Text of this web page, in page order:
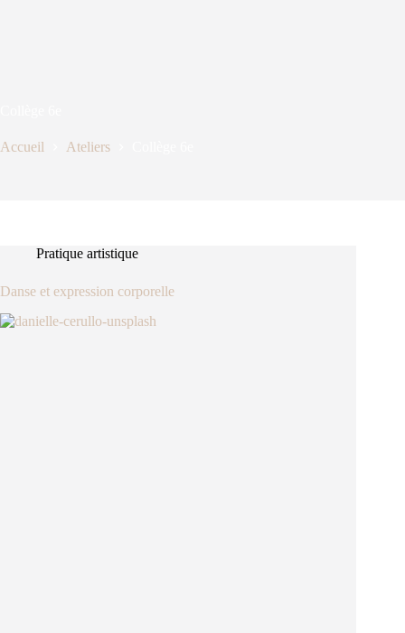
Accueil Ateliers
Pratique artistique
Danse et expression corporelle